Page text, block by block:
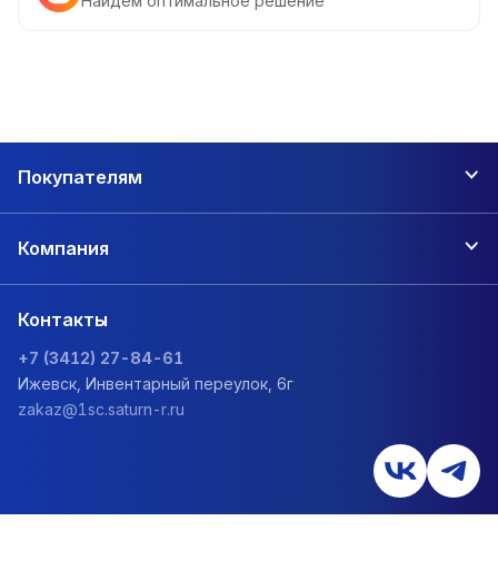
Покупателям
Компания
Контакты
+7 (3412) 27-84-61
Ижевск, Инвентарный переулок, 6г
zakaz@1sc.saturn-r.ru